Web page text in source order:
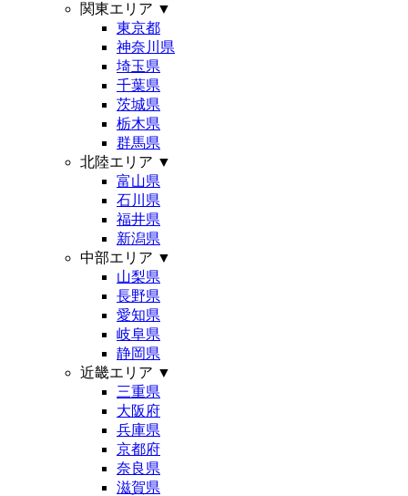
関東エリア ▼
東京都
神奈川県
埼玉県
千葉県
茨城県
栃木県
群馬県
北陸エリア ▼
富山県
石川県
福井県
新潟県
中部エリア ▼
山梨県
長野県
愛知県
岐阜県
静岡県
近畿エリア ▼
三重県
大阪府
兵庫県
京都府
奈良県
滋賀県